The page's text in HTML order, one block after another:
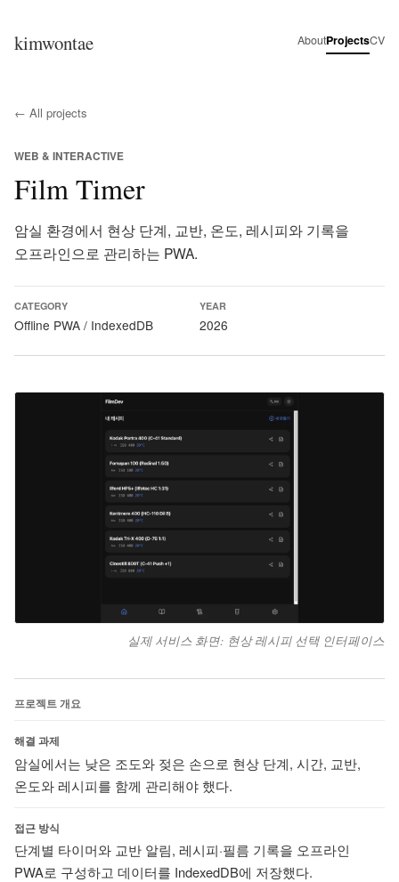
kimwontae AboutProjectsCV
← All projects
WEB & INTERACTIVE
Film Timer
암실 환경에서 현상 단계, 교반, 온도, 레시피와 기록을
오프라인으로 관리하는 PWA.
CATEGORY
Offline PWA / IndexedDB
YEAR
2026
실제 서비스 화면: 현상 레시피 선택 인터페이스
프로젝트 개요
해결 과제
암실에서는 낮은 조도와 젖은 손으로 현상 단계, 시간, 교반,
온도와 레시피를 함께 관리해야 했다.
접근 방식
단계별 타이머와 교반 알림, 레시피·필름 기록을 오프라인
PWA로 구성하고 데이터를 IndexedDB에 저장했다.